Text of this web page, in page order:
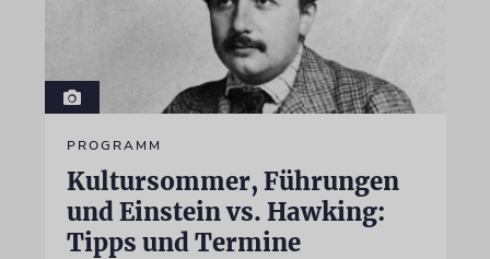
PROGRAMM
Kultursommer, Führungen
und Einstein vs. Hawking:
Tipps und Termine